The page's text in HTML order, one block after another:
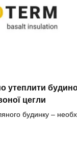
утеплити
цегли
будинку –